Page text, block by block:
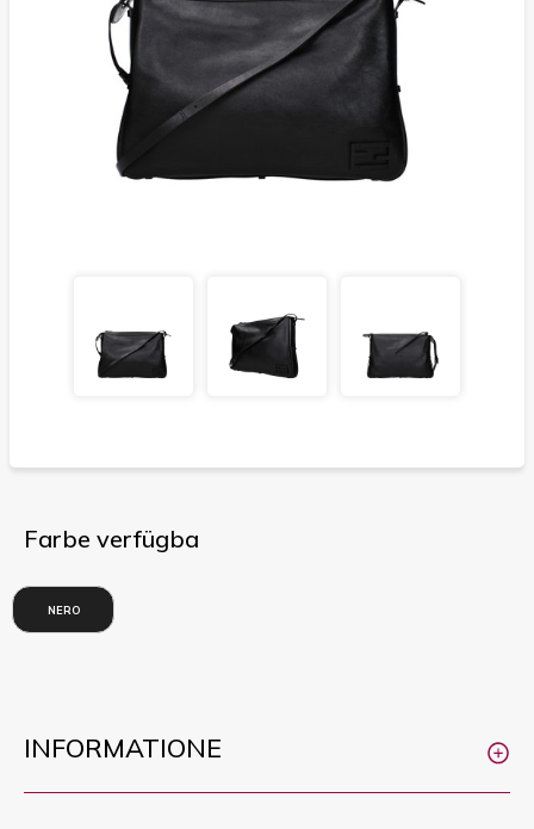
Farbe verfügba
NERO
INFORMATIONE